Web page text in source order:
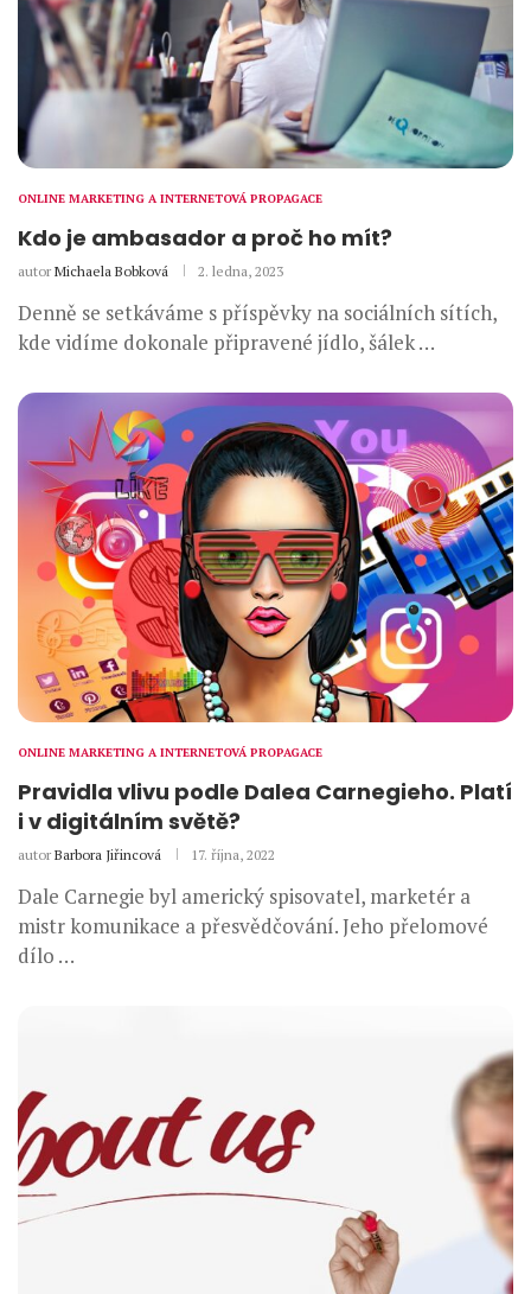
ONLINE MARKETING A INTERNETOVÁ PROPAGACE
Kdo je ambasador a proč ho mít?
autor Michaela Bobková 2. ledna, 2023
Denně se setkáváme s příspěvky na sociálních sítích,
kde vidíme dokonale připravené jídlo, šálek …
ONLINE MARKETING A INTERNETOVÁ PROPAGACE
Pravidla vlivu podle Dalea Carnegieho. Platí
i v digitálním světě?
autor Barbora Jiřincová 17. října, 2022
Dale Carnegie byl americký spisovatel, marketér a
mistr komunikace a přesvědčování. Jeho přelomové
dílo …